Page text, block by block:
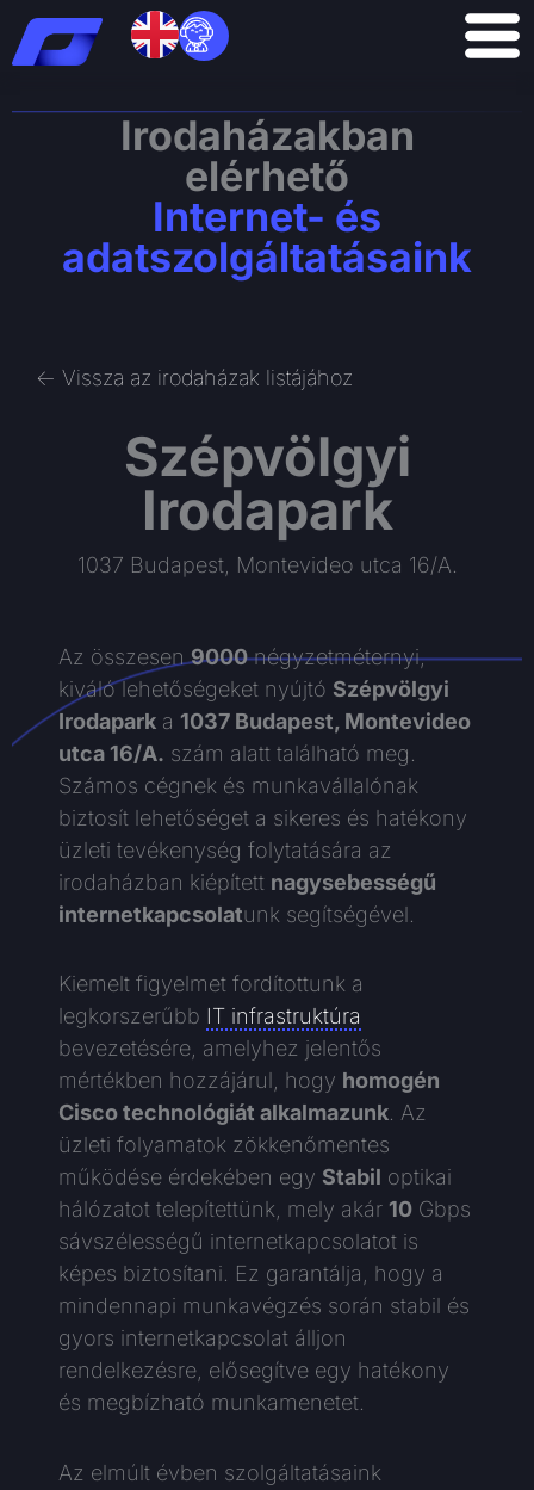
Skip
Irodaházakban
elérhető
Internet- és
adatszolgáltatásaink
<- Vissza az irodaházak listájához
Szépvölgyi
Irodapark
1037 Budapest, Montevideo utca 16/A.
Az összesen9000négyzetméternyi,
kiváló lehetőségeket nyújtó Szépvölgyi
Irodapark a 1037 Budapest, Montevideo
utca 16/A. szám alatt található meg.
Számos cégnek és munkavállalónak
biztosít lehetőséget a sikeres és hatékony
üzleti tevékenység folytatására az
irodaházban kiépített nagysebességű
internetkapcsolatunk segítségével.
Kiemelt figyelmet fordítottunk a
legkorszerűbb IT infrastruktúra
bevezetésére, amelyhez jelentős
mértékben hozzájárul, hogy homogén
Cisco technológiát alkalmazunk . Az
üzleti folyamatok zökkenőmentes
működése érdekében egy Stabil optikai
hálózatot telepítettünk, mely akár 10 Gbps
sávszélességű internetkapcsolatot is
képes biztosítani. Ez garantálja, hogy a
mindennapi munkavégzés során stabil és
gyors internetkapcsolat álljon
rendelkezésre, elősegítve egy hatékony
és megbízható munkamenetet.
Az elmúlt évben szolgáltatásaink